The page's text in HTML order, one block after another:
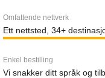
Omfattende nettverk
Ett nettsted, 34+
Enkel bestilling
Vi snakker ditt språk og